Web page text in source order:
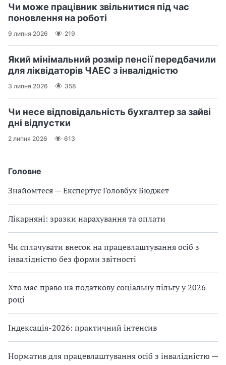
Головне
Знайомтеся — Експертус Головбух Бюджет
Лікарняні: зразки нарахування та оплати
Чи сплачувати внесок на працевлаштування осіб з
інвалідністю без форми звітності
Хто має право на податкову соціальну пільгу у 2026
році
Індексація-2026: практичний інтенсив
Норматив для працевлаштування осіб з інвалідністю —
Чи може працівник звільнитися під час
поновлення на роботі
9 липня 2026 219
Який мінімальний розмір пенсії передбачили
для ліквідаторів ЧАЕС з інвалідністю
3 липня 2026 358
Чи несе відповідальність бухгалтер за зайві
дні відпустки
2 липня 2026 613